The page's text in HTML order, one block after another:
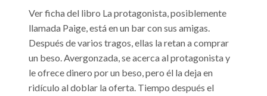
Ver ficha del libro La protagonista, posiblemente
llamada Paige, está en un bar con sus amigas.
Después de varios tragos, ellas la retan a comprar
un beso. Avergonzada, se acerca al protagonista y
le ofrece dinero por un beso, pero él la deja en
ridículo al doblar la oferta. Tiempo después el